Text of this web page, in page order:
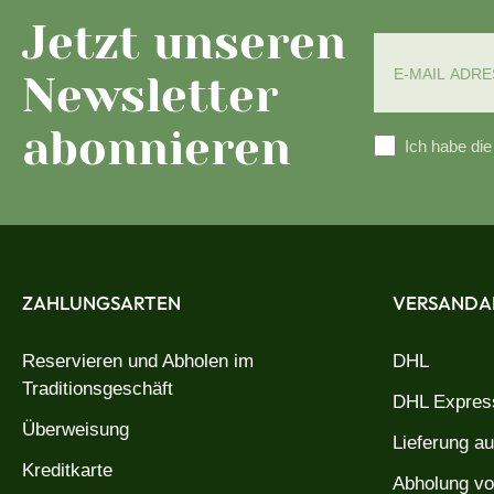
Jetzt unseren
Newsletter
abonnieren
Ich habe
ZAHLUNGSARTEN
Reservieren und Abholen im
Traditionsgeschäft
Überweisung
Kreditkarte
DHL
DHL
Lieferung
Abholung